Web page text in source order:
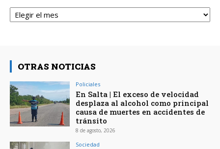
Archivos
OTRAS NOTICIAS
Policiales
En Salta | El exceso de velocidad
desplaza al alcohol como principal
causa de muertes en accidentes de
tránsito
8 de agosto, 2026
Sociedad